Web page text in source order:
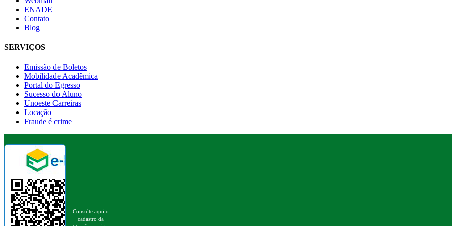
ENADE
Contato
Blog
SERVIÇOS
Emissão de Boletos
Mobilidade Acadêmica
Portal do Egresso
Sucesso do Aluno
Unoeste Carreiras
Locação
Fraude é crime
Consulte aqui o
cadastro da